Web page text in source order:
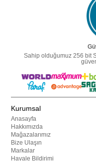
Sahip olduğumuz 256 bit
Kurumsal
Anasayfa
Hakkımızda
Mağazalarımız
Bize Ulaşın
Markalar
Havale Bildirimi